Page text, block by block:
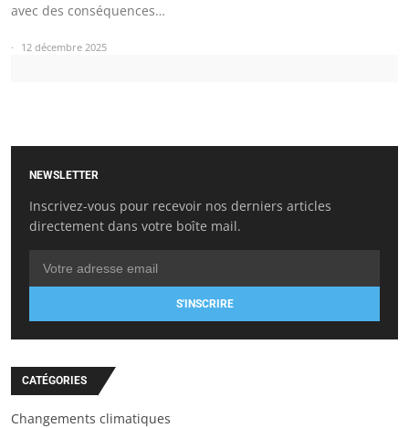
avec des conséquences…
12 décembre 2025
NEWSLETTER
Inscrivez-vous pour recevoir nos derniers articles
directement dans votre boîte mail.
S'INSCRIRE
CATÉGORIES
Changements climatiques